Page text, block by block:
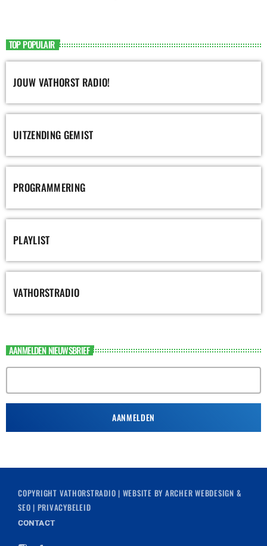
TOP POPULAIR
JOUW VATHORST RADIO!
UITZENDING GEMIST
PROGRAMMERING
PLAYLIST
VATHORSTRADIO
AANMELDEN NIEUWSBRIEF
COPYRIGHT VATHORSTRADIO | WEBSITE BY ARCHER WEBDESIGN &
SEO | PRIVACYBELEID
CONTACT